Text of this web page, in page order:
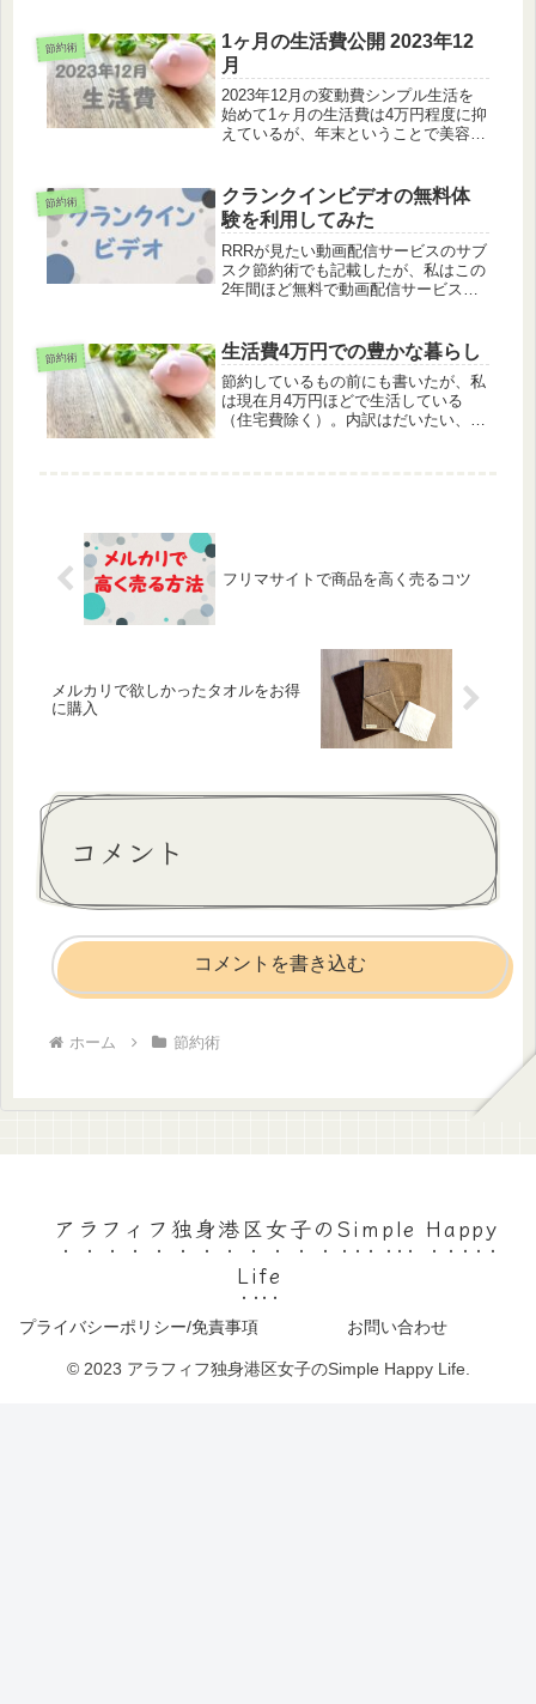
道・光熱費電気代が4,539円...
節約術
1ヶ月の生活費公開 2023年12
月
2023年12月の変動費シンプル生活を
始めて1ヶ月の生活費は4万円程度に抑
えているが、年末ということで美容院
し嵩んでしまった。また今月は沖縄旅
行に行ったため趣味・娯楽費が高...
節約術
クランクインビデオの無料体
験を利用してみた
RRRが見たい動画配信サービスのサブ
スク節約術でも記載したが、私はこの
2年間ほど無料で動画配信サービスを
れ以上は難しくなってしまったので、
一番好みの作品が多いネットフリッ
ク...
節約術 生活費4万円での豊かな暮らし
節約しているもの前にも書いたが、私
は現在月4万円ほどで生活している
（住宅費除く）。内訳はだいたい、食
フリマサイトで商品を高く売るコツ
メルカリで欲しかったタオルをお得
に購入
コメント
コメントを書き込む
ホーム 節約術
アラフィフ独身港区女子のSimple Happy
Life
プライバシーポリシー/免責事項 お問い合わせ
© 2023 アラフィフ独身港区女子のSimple Happy Life.